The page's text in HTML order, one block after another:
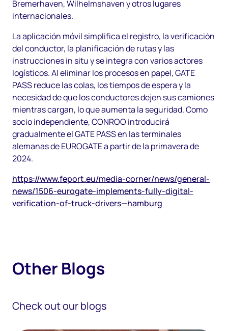
Bremerhaven, Wilhelmshaven y otros lugares
internacionales.
La aplicación móvil simplifica el registro, la verificación
del conductor, la planificación de rutas y las
instrucciones in situ y se integra con varios actores
logísticos. Al eliminar los procesos en papel, GATE
PASS reduce las colas, los tiempos de espera y la
necesidad de que los conductores dejen sus camiones
mientras cargan, lo que aumenta la seguridad. Como
socio independiente, CONROO introducirá
gradualmente el GATE PASS en las terminales
alemanas de EUROGATE a partir de la primavera de
2024.
https://www.feport.eu/media-corner/news/general-
news/1506-eurogate-implements-fully-digital-
verification-of-truck-drivers—hamburg
Other Blogs
Check out our blogs